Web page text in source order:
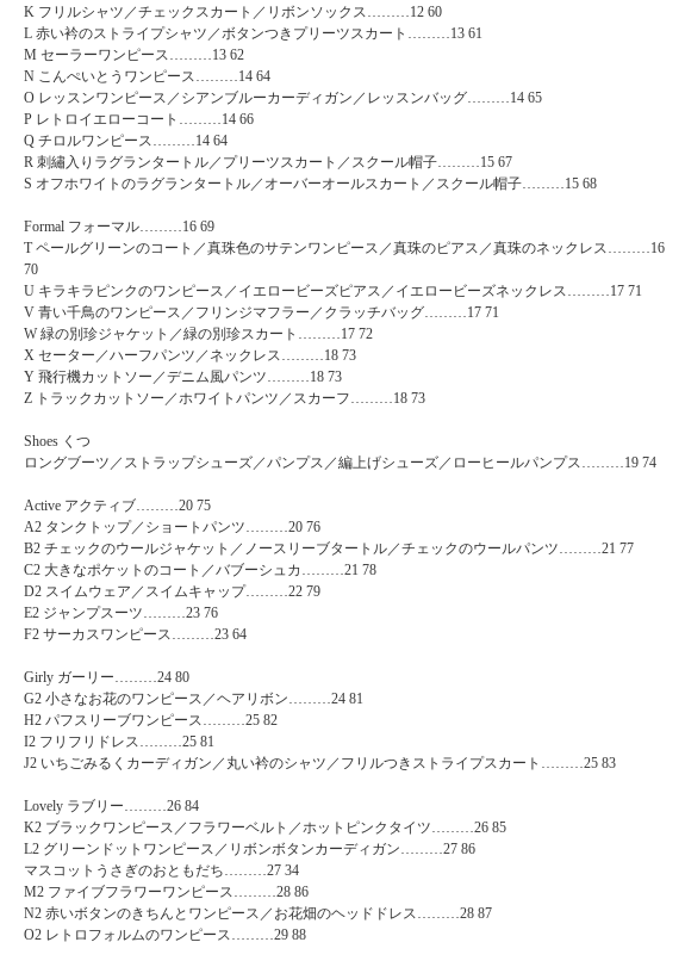
K フリルシャツ／チェックスカート／リボンソックス………12 60
L 赤い衿のストライプシャツ／ボタンつきプリーツスカート………13 61
M セーラーワンピース………13 62
N こんぺいとうワンピース………14 64
O レッスンワンピース／シアンブルーカーディガン／レッスンバッグ………14 65
P レトロイエローコート………14 66
Q チロルワンピース………14 64
R 刺繡入りラグランタートル／プリーツスカート／スクール帽子………15 67
S オフホワイトのラグランタートル／オーバーオールスカート／スクール帽子………15 68
Formal フォーマル………16 69
T ペールグリーンのコート／真珠色のサテンワンピース／真珠のピアス／真珠のネックレス………16
70
U キラキラピンクのワンピース／イエロービーズピアス／イエロービーズネックレス………17 71
V 青い千鳥のワンピース／フリンジマフラー／クラッチバッグ………17 71
W 緑の別珍ジャケット／緑の別珍スカート………17 72
X セーター／ハーフパンツ／ネックレス………18 73
Y 飛行機カットソー／デニム風パンツ………18 73
Z トラックカットソー／ホワイトパンツ／スカーフ………18 73
Shoes くつ
ロングブーツ／ストラップシューズ／パンプス／編上げシューズ／ローヒールパンプス………19 74
Active アクティブ………20 75
A2 タンクトップ／ショートパンツ………20 76
B2 チェックのウールジャケット／ノースリーブタートル／チェックのウールパンツ………21 77
C2 大きなポケットのコート／バブーシュカ………21 78
D2 スイムウェア／スイムキャップ………22 79
E2 ジャンプスーツ………23 76
F2 サーカスワンピース………23 64
Girly ガーリー………24 80
G2 小さなお花のワンピース／ヘアリボン………24 81
H2 パフスリーブワンピース………25 82
I2 フリフリドレス………25 81
J2 いちごみるくカーディガン／丸い衿のシャツ／フリルつきストライプスカート………25 83
Lovely ラブリー………26 84
K2 ブラックワンピース／フラワーベルト／ホットピンクタイツ………26 85
L2 グリーンドットワンピース／リボンボタンカーディガン………27 86
マスコットうさぎのおともだち………27 34
M2 ファイブフラワーワンピース………28 86
N2 赤いボタンのきちんとワンピース／お花畑のヘッドドレス………28 87
O2 レトロフォルムのワンピース………29 88